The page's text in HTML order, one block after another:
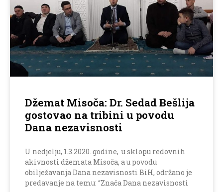
Džemat Misoča: Dr. Sedad Bešlija
gostovao na tribini u povodu
Dana nezavisnosti
U nedjelju, 1.3.2020. godine, u sklopu redovnih
akivnosti džemata Misoča, a u povodu
obilježavanja Dana nezavisnosti BiH, održano je
predavanje na temu: “Znača Dana nezavisnosti